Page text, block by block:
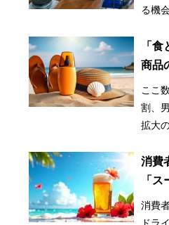
る機
「
商品
け止
ここ
割、
拡大
消費
「
消費